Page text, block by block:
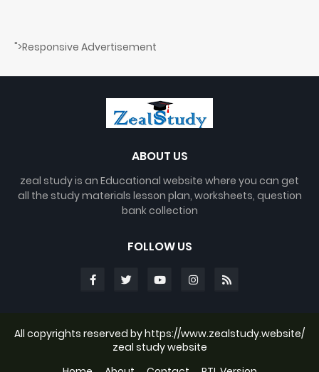
">Responsive Advertisement
ABOUT US
zeal study is an Educational website where you can get
all the study materials lesson plan, worksheets, question
bank collection
FOLLOW US
All copyrights reserved by https://www.zealstudy.website/
zeal study website